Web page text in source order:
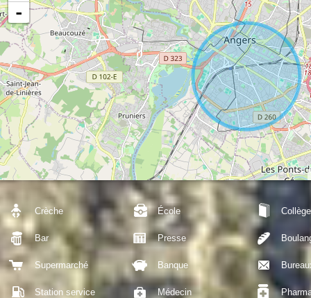
-
Crèche École Collège
Bar Presse
Supermarché Banque
Station service Médecin